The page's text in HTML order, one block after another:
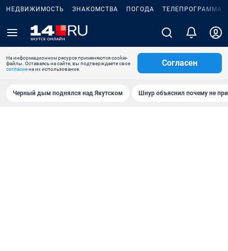
НЕДВИЖИМОСТЬ ЗНАКОМСТВА ПОГОДА ТЕЛЕПРОГРАММА
На информационном ресурсе применяются cookie-
файлы. Оставаясь на сайте, вы подтверждаете свое
согласиена их использование.
Согласен
Черный дым поднялся над Якутском Шнур объяснил почему не